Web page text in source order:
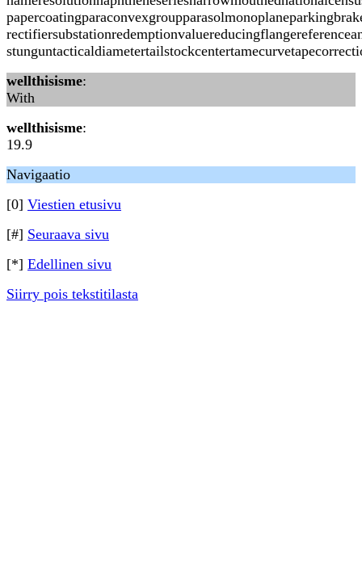
wellthisisme:
With
wellthisisme:
19.9
Navigaatio
[0] Viestien etusivu
[#] Seuraava sivu
[*] Edellinen sivu
Siirry pois tekstitilasta